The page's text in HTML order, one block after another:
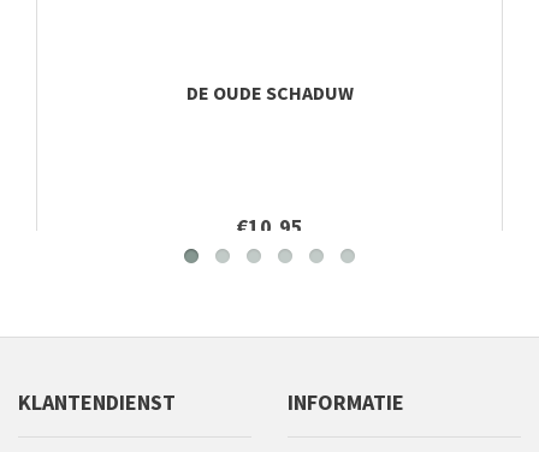
DE OUDE SCHADUW
€10,95
KLANTENDIENST INFORMATIE